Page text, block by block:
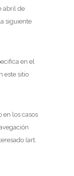
abril de
siguiente
en el
este sitio
en los casos
(art.